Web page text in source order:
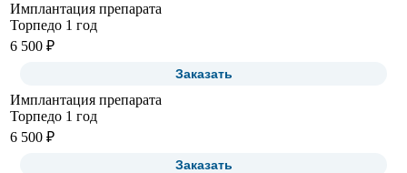
Имплантация препарата
Торпедо 1 год
6 500 ₽
Заказать
Имплантация препарата
Торпедо 1 год
6 500 ₽
Заказать